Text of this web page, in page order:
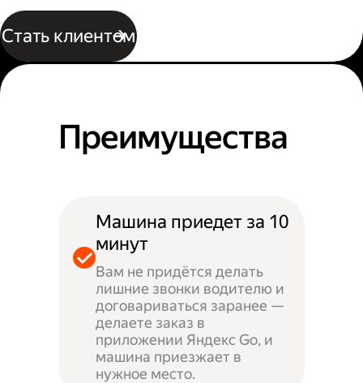
Стать клиентом
Преимущества
Машина приедет за 10
минут
Вам не придётся делать
лишние звонки водителю и
договариваться заранее —
делаете заказ в
приложении Яндекс Go, и
машина приезжает в
нужное место.